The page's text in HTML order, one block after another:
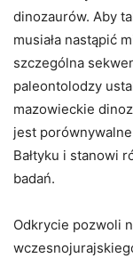
dinozaurów. Aby
musiała nastąpić
szczególna
paleontolodzy
mazowieckie
jest
Bałtyku i stanowi
badań.
Odkrycie pozwoli